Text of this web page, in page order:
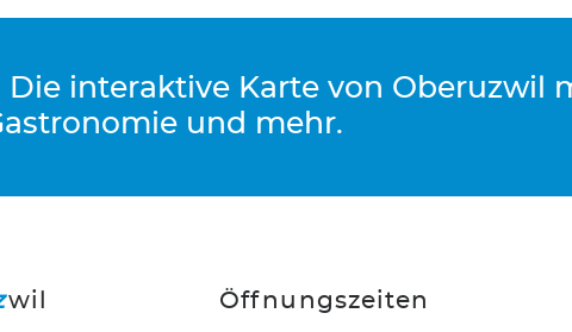
Die interaktive Karte von Oberuzwil
und mehr.
wil Öffnungszeiten